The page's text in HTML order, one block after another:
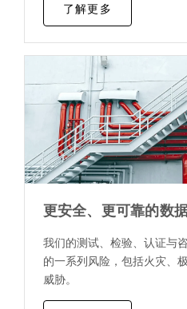
了解更多
更安全、更可靠的数
我们的测试、检验、认证与
的一系列风险，包括火灾、
威胁。